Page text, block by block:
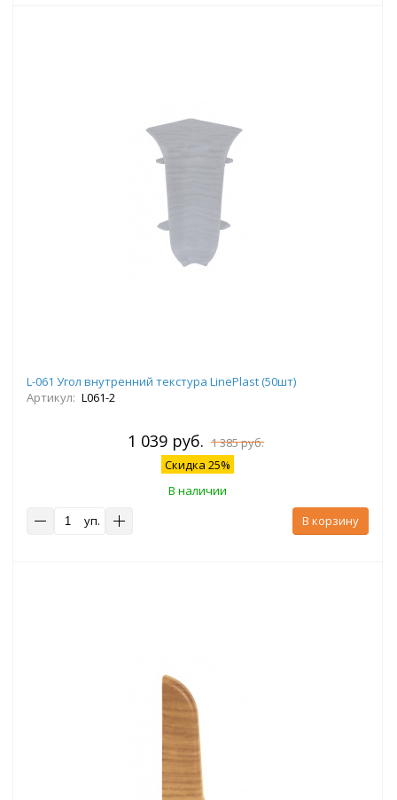
L-061 Угол внутренний текстура LinePlast (50шт)
Артикул: L061-2
1 039 руб. 1 385 руб.
Скидка 25%
В наличии
уп.
В корзину